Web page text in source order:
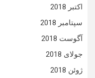
اکتبر 2018
سپتامبر 2018
آگوست 2018
جولای 2018
ژوئن 2018